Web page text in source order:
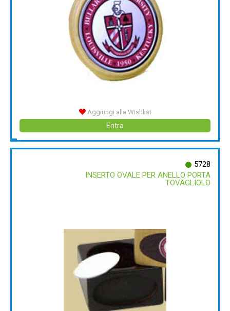
Aggiungi alla Wishlist
Entra
5728
INSERTO OVALE PER ANELLO PORTA
TOVAGLIOLO